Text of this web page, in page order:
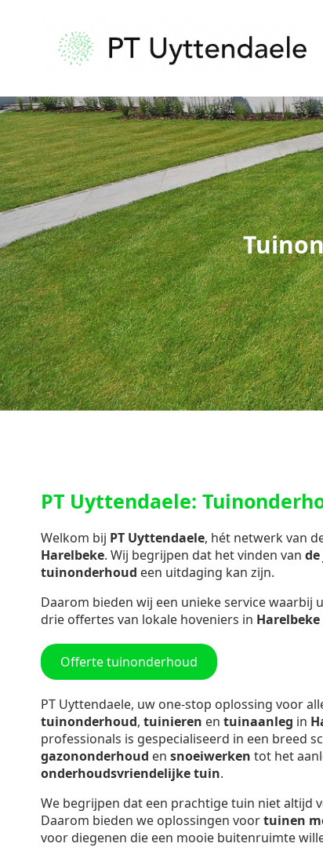
PT Uyttendaele:
Welkom bij PT Uyttendaele, hét netwerk van
Harelbeke. Wij begrijpen dat het vinden van
tuinonderhoud een uitdaging kan zijn.
Daarom bieden wij een unieke service waarbij
drie offertes van lokale hoveniers in Harelbeke
Offerte tuinonderhoud
PT Uyttendaele, uw one-stop oplossing voor
tuinonderhoud, tuinieren en tuinaanleg in
professionals is gespecialiseerd in een breed
gazononderhoud en snoeiwerken tot het
onderhoudsvriendelijke tuin.
We begrijpen dat een prachtige tuin niet altijd
Daarom bieden we oplossingen voortuinen
voor diegenen die een mooie buitenruimte